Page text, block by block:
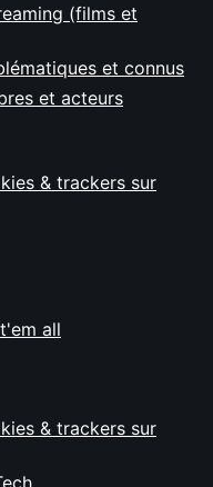
(films et
et connus
et acteurs
& trackers sur
all
& trackers sur